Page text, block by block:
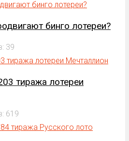
бинго лотереи?
39
тиража лотереи
619